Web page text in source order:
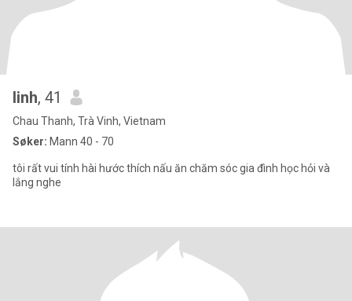
linh, 41
Chau Thanh, Trà Vinh, Vietnam
Søker: Mann 40 - 70
tôi rất vui tính hài hước thích nấu ăn chăm sóc gia đình học hỏi và
lắng nghe